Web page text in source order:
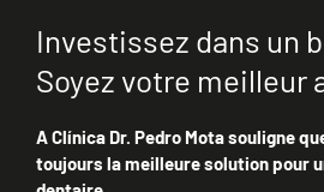
Investissez dans un
Soyez votre meilleur
A Clínica Dr. Pedro Mota souligne
toujours la meilleure solution pour